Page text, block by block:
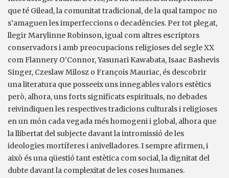
que té Gilead, la comunitat tradicional, de la qual tampoc no
s’amaguen les imperfeccions o decadències. Per tot plegat,
llegir Marylinne Robinson, igual com altres escriptors
conservadors i amb preocupacions religioses del segle XX
com Flannery O’Connor, Yasunari Kawabata, Isaac Bashevis
Singer, Czeslaw Milosz o François Mauriac, és descobrir
una literatura que posseeix uns innegables valors estètics
però, alhora, uns forts significats espirituals, no debades
reivindiquen les respectives tradicions culturals i religioses
en un món cada vegada més homogeni i global, alhora que
la llibertat del subjecte davant la intromissió de les
ideologies mortíferes i anivelladores. I sempre afirmen, i
això és una qüestió tant estètica com social, la dignitat del
dubte davant la complexitat de les coses humanes.